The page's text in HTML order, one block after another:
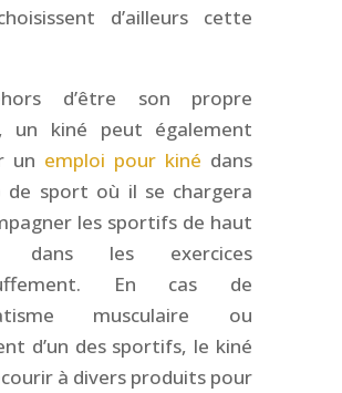
d’ailleurs cette
d’être son propre
un kiné peut également
un emploi pour kiné dans
de sport où il se chargera
les sportifs de haut
dans les exercices
En cas de
musculaire ou
d’un des sportifs, le kiné
à divers produits pour